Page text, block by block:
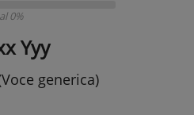
0%
Yyy
generica)